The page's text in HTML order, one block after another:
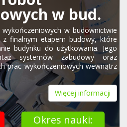
w bud.
w budownictwie
z finalnym etapem budowy, które
budynku do użytkowania. Jego
systemów zabudowy oraz
prac wykończeniowych wewnątrz
Więcej informacji
Okres nauki: